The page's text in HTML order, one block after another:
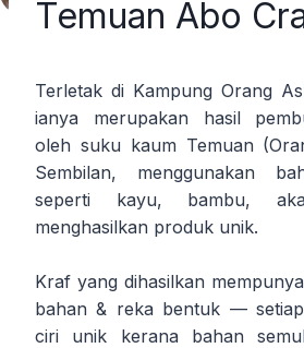
Temuan Abo
Terletak di Kampung Orang
ianya merupakan hasil
oleh suku kaum Temuan
Sembilan, menggunakan
seperti kayu, bambu,
menghasilkan produk unik.
Kraf yang dihasilkan
bahan & reka bentuk —
ciri unik kerana bahan